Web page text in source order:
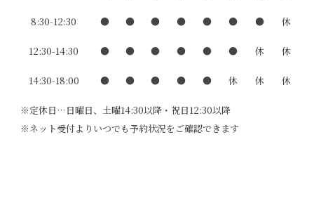
8:30-12:30 ● ● ● ● ● ● ● 休
12:30-14:30 ● ● ● ● ● ● 休 休
14:30-18:00 ● ● ● ● ● 休 休 休
※定休日…日曜日、土曜14:30以降・祝日12:30以降
※ネット受付よりいつでも予約状況をご確認できます